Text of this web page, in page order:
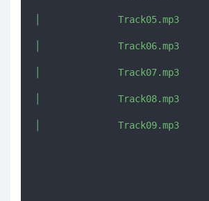
│              Track05.mp3
│              Track06.mp3
│              Track07.mp3
│              Track08.mp3
│              Track09.mp3